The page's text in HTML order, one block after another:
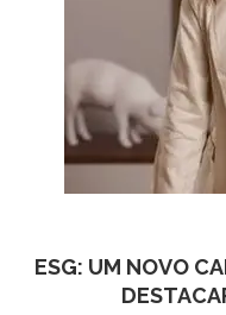
ESG: UM NOVO